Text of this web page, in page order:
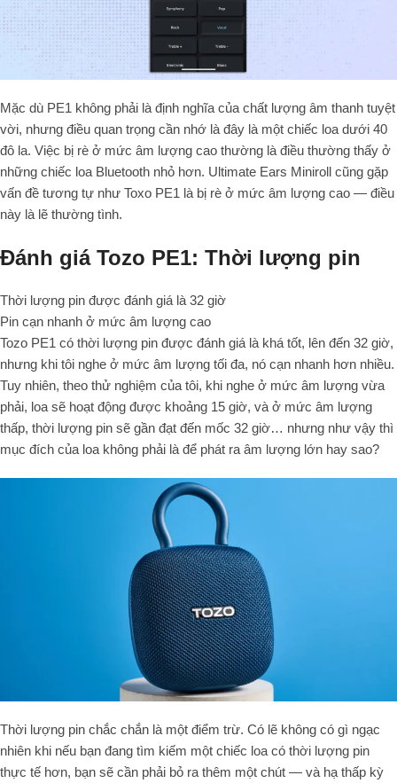
Mặc dù PE1 không phải là định nghĩa của chất lượng âm thanh tuyệt
vời, nhưng điều quan trọng cần nhớ là đây là một chiếc loa dưới 40
đô la. Việc bị rè ở mức âm lượng cao thường là điều thường thấy ở
những chiếc loa Bluetooth nhỏ hơn. Ultimate Ears Miniroll cũng gặp
vấn đề tương tự như Toxo PE1 là bị rè ở mức âm lượng cao — điều
này là lẽ thường tình.
Đánh giá Tozo PE1: Thời lượng pin
Thời lượng pin được đánh giá là 32 giờ
Pin cạn nhanh ở mức âm lượng cao
Tozo PE1 có thời lượng pin được đánh giá là khá tốt, lên đến 32 giờ,
nhưng khi tôi nghe ở mức âm lượng tối đa, nó cạn nhanh hơn nhiều.
Tuy nhiên, theo thử nghiệm của tôi, khi nghe ở mức âm lượng vừa
phải, loa sẽ hoạt động được khoảng 15 giờ, và ở mức âm lượng
thấp, thời lượng pin sẽ gần đạt đến mốc 32 giờ… nhưng như vậy thì
mục đích của loa không phải là để phát ra âm lượng lớn hay sao?
Thời lượng pin chắc chắn là một điểm trừ. Có lẽ không có gì ngạc
nhiên khi nếu bạn đang tìm kiếm một chiếc loa có thời lượng pin
thực tế hơn, bạn sẽ cần phải bỏ ra thêm một chút — và hạ thấp kỳ